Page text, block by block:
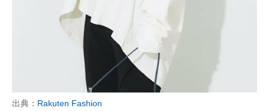
出典： Rakuten Fashion